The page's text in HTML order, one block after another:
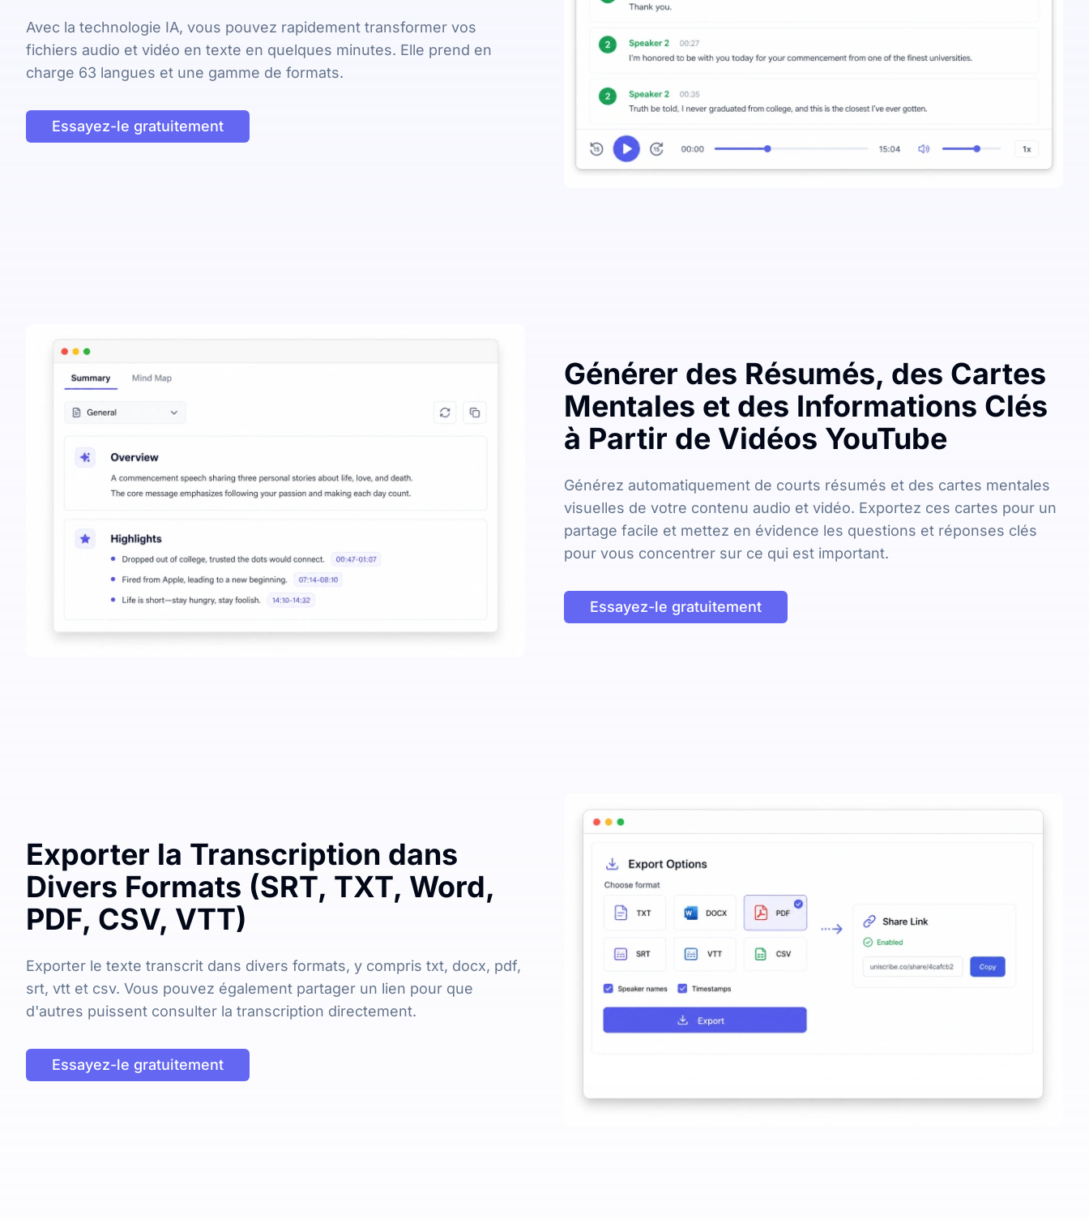
Avec la technologie IA, vous pouvez rapidement transformer vos
fichiers audio et vidéo en texte en quelques minutes. Elle prend en
charge 63 langues et une gamme de formats.
Essayez-le gratuitement
Générer des Résumés, des Cartes
Mentales et des Informations Clés
à Partir de Vidéos YouTube
Générez automatiquement de courts résumés et des cartes mentales
visuelles de votre contenu audio et vidéo. Exportez ces cartes pour un
partage facile et mettez en évidence les questions et réponses clés
pour vous concentrer sur ce qui est important.
Essayez-le gratuitement
Exporter la Transcription dans
Divers Formats (SRT, TXT, Word,
PDF, CSV, VTT)
Exporter le texte transcrit dans divers formats, y compris txt, docx, pdf,
srt, vtt et csv. Vous pouvez également partager un lien pour que
d'autres puissent consulter la transcription directement.
Essayez-le gratuitement